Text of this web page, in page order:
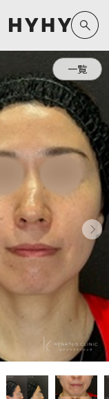
報
ご質問
わせ
バシーポリシー
の方へ
脱毛
ルロン酸
ール/ピ
一覧